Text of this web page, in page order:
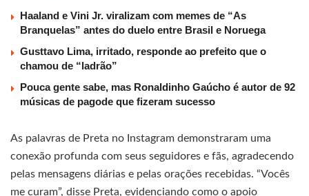
Haaland e Vini Jr. viralizam com memes de “As
Branquelas” antes do duelo entre Brasil e Noruega
Gusttavo Lima, irritado, responde ao prefeito que o
chamou de “ladrão”
Pouca gente sabe, mas Ronaldinho Gaúcho é autor de 92
músicas de pagode que fizeram sucesso
As palavras de Preta no Instagram demonstraram uma
conexão profunda com seus seguidores e fãs, agradecendo
pelas mensagens diárias e pelas orações recebidas. “Vocês
me curam”, disse Preta, evidenciando como o apoio